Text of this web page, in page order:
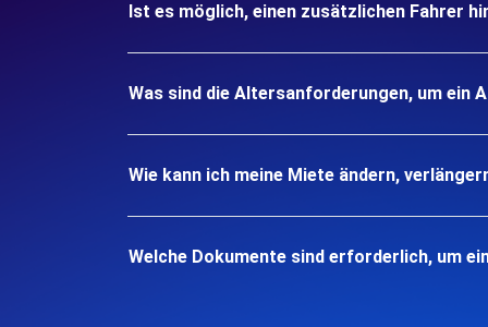
Ist es möglich, einen zusätzlichen Fahrer
Was sind die Altersanforderungen, um ein
Wie kann ich meine Miete ändern,
Welche Dokumente sind erforderlich, um